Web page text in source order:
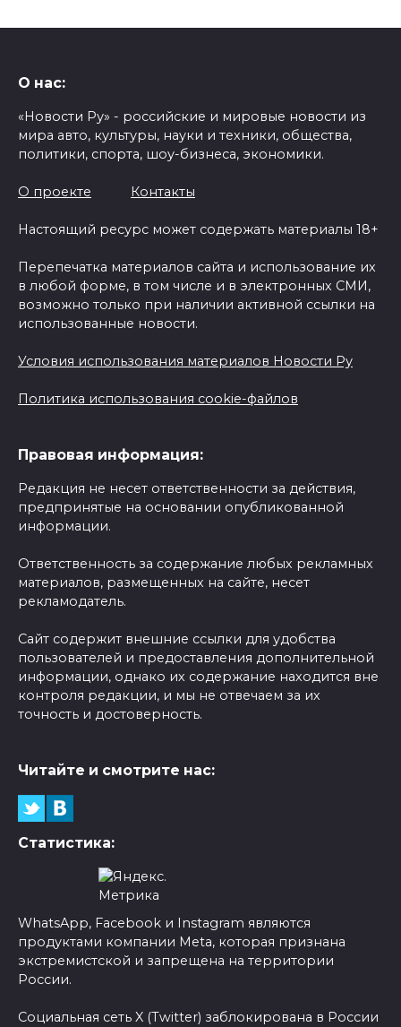
О нас:
«Новости Ру» - российские и мировые новости из
мира авто, культуры, науки и техники, общества,
политики, спорта, шоу-бизнеса, экономики.
О проекте Контакты
Настоящий ресурс может содержать материалы 18+
Перепечатка материалов сайта и использование их
в любой форме, в том числе и в электронных СМИ,
возможно только при наличии активной ссылки на
использованные новости.
Условия использования материалов Новости Ру
Политика использования cookie-файлов
Правовая информация:
Редакция не несет ответственности за действия,
предпринятые на основании опубликованной
информации.
Ответственность за содержание любых рекламных
материалов, размещенных на сайте, несет
рекламодатель.
Сайт содержит внешние ссылки для удобства
пользователей и предоставления дополнительной
информации, однако их содержание находится вне
контроля редакции, и мы не отвечаем за их
точность и достоверность.
Читайте и смотрите нас:
Статистика:
WhatsApp, Facebook и Instagram являются
продуктами компании Meta, которая признана
экстремистской и запрещена на территории
России.
Социальная сеть X (Twitter) заблокирована в России